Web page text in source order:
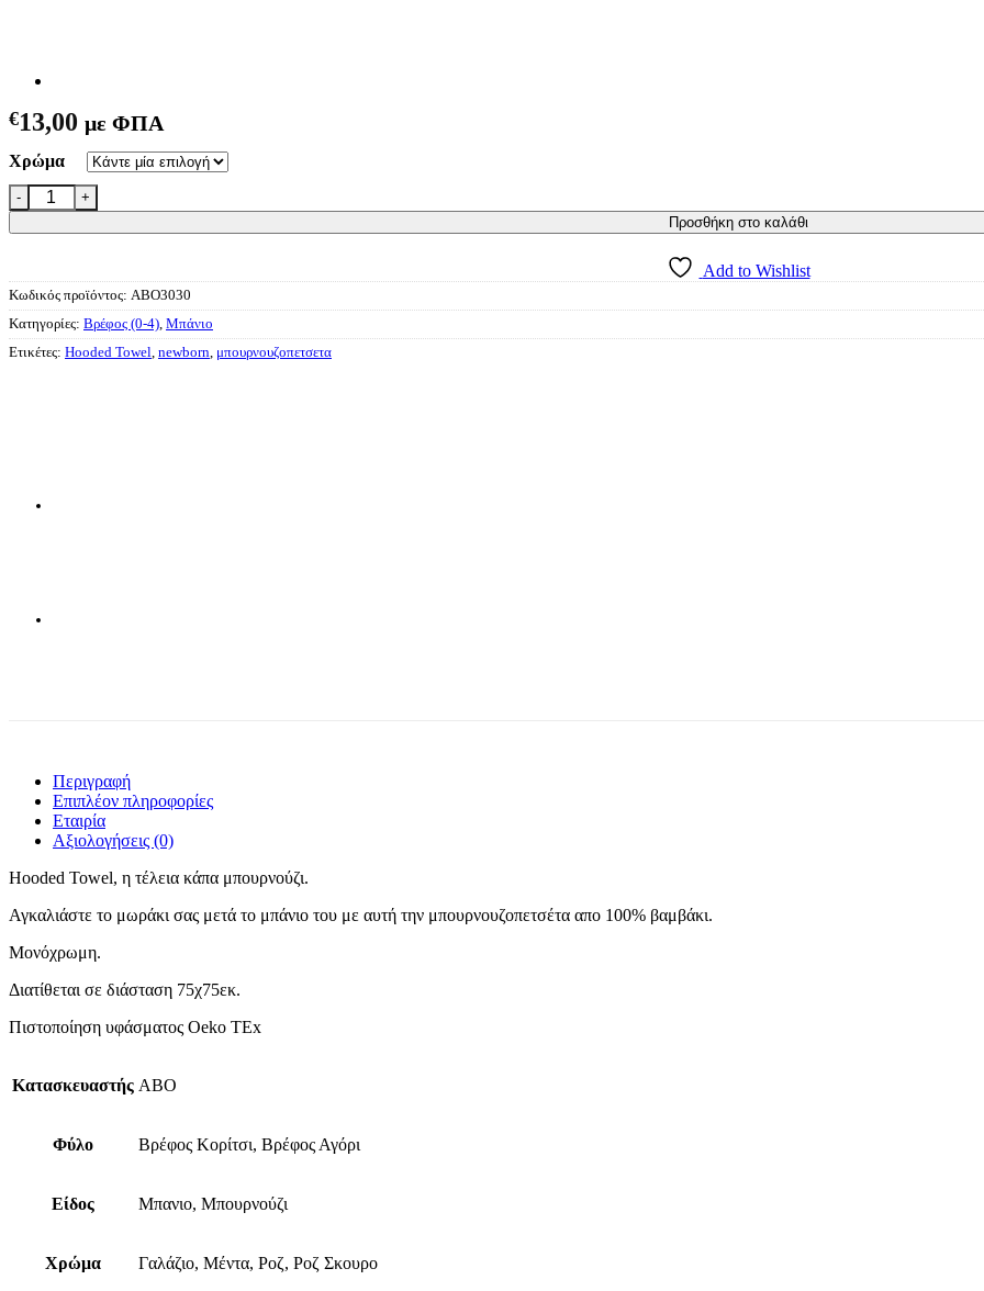
€13,00 με ΦΠΑ
Χρώμα
ABO Hooded Towel - Μπουρνουζοπετσέτα (+Χρώματα) ποσότητα
Προσθήκη στο καλάθι
Add to Wishlist
Κωδικός προϊόντος: ABO3030
Κατηγορίες: Βρέφος (0-4), Μπάνιο
Ετικέτες: Hooded Towel, newborn, μπουρνουζοπετσετα
Περιγραφή
Επιπλέον πληροφορίες
Εταιρία
Αξιολογήσεις (0)
Hooded Towel, η τέλεια κάπα μπουρνούζι.
Αγκαλιάστε το μωράκι σας μετά το μπάνιο του με αυτή την μπουρνουζοπετσέτα απο 100% βαμβάκι.
Μονόχρωμη.
Διατίθεται σε διάσταση 75χ75εκ.
Πιστοποίηση υφάσματος Oeko TEx
Κατασκευαστής ABO
Φύλο Βρέφος Κορίτσι, Βρέφος Αγόρι
Είδος Μπανιο, Μπουρνούζι
Χρώμα Γαλάζιο, Μέντα, Ροζ, Ροζ Σκουρο